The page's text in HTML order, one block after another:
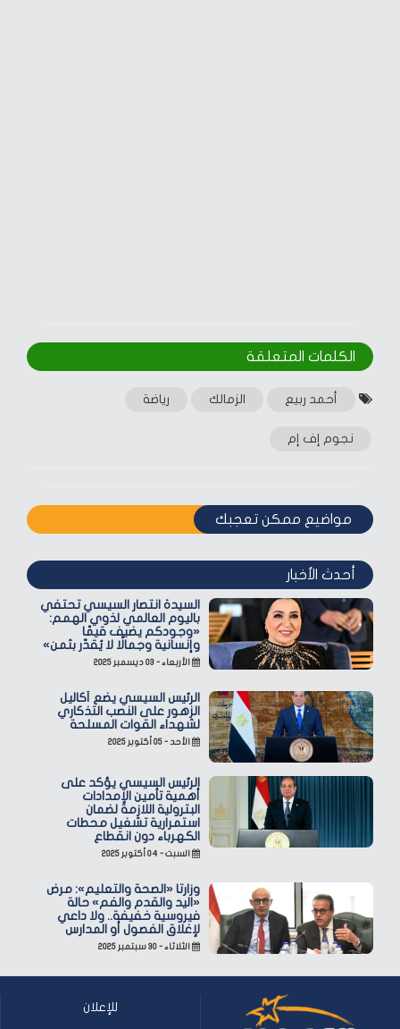
الكلمات المتعلقة‎
أحمد ربيع الزمالك رياضة
نجوم إف إم
مواضيع ممكن تعجبك
أحدث الأخبار
السيدة انتصار السيسي تحتفي
باليوم العالمي لذوي الهمم:
«وجودكم يضيف قيمًا
وإنسانية وجمالًا لا يُقدّر بثمن»
الأربعاء - ٠٣ ديسمبر ٢٠٢٥
الرئيس السيسي يضع أكاليل
الزهور على النصب التذكاري
لشهداء القوات المسلحة
الأحد - ٠٥ أكتوبر ٢٠٢٥
الرئيس السيسي يؤكد على
أهمية تأمين الإمدادات
البترولية اللازمة لضمان
استمرارية تشغيل محطات
الكهرباء دون انقطاع
السبت - ٠٤ أكتوبر ٢٠٢٥
وزارتا «الصحة والتعليم»: مرض
«اليد والقدم والفم» حالة
فيروسية خفيفة.. ولا داعي
لإغلاق الفصول أو المدارس
الثلاثاء - ٣٠ سبتمبر ٢٠٢٥
للإعلان